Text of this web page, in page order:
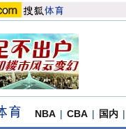
NBA | CBA | 国内 |